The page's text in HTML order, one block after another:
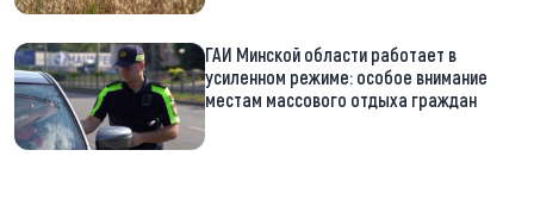
ГАИ Минской области работает в
усиленном режиме: особое внимание
местам массового отдыха граждан